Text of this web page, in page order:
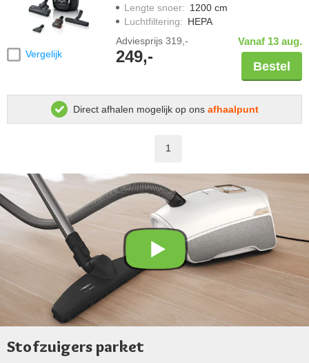
Vergelijk
Lengte snoer: 1200 cm
Luchtfiltering: HEPA
Adviesprijs 319,-
249,-
Vanaf 13 aug.
Bestel
Direct afhalen mogelijk op ons afhaalpunt
1
Stofzuigers parket